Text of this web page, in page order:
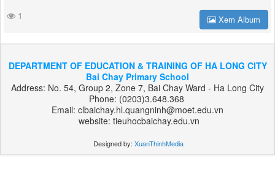
Trung thu
Xem Album
DEPARTMENT OF EDUCATION & TRAINING OF HA LONG CITY
Bai Chay Primary School
Address: No. 54, Group 2, Zone 7, Bai Chay Ward - Ha Long City
Phone: (0203)3.648.368
website: tieuhocbaichay.edu.vn